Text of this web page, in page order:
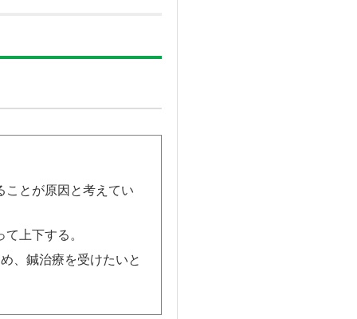
ことが原因と考えてい
上下する。
、鍼治療を受けたいと